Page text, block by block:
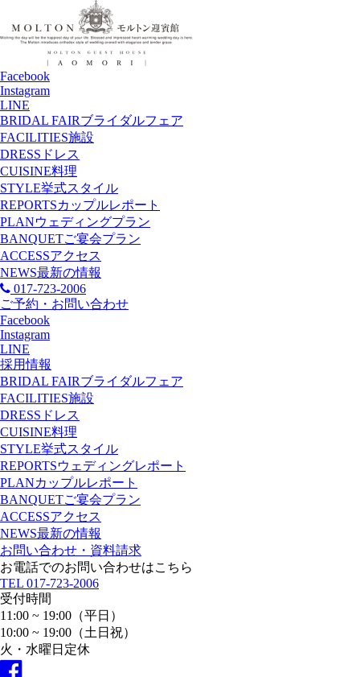
Facebook
Instagram
LINE
BRIDAL FAIRブライダルフェア
FACILITIES施設
DRESS ドレス
CUISINE料理
STYLE挙式スタイル
REPORTSカップルレポート
PLANウェディングプラン
BANQUETご宴会プラン
ACCESSアクセス
NEWS最新の情報
017-723-2006
ご予約・お問い合わせ
Facebook
Instagram
LINE
採用情報
BRIDAL FAIRブライダルフェア
FACILITIES施設
DRESS ドレス
CUISINE料理
STYLE挙式スタイル
REPORTSウェディングレポート
PLANカップルレポート
BANQUETご宴会プラン
ACCESSアクセス
NEWS最新の情報
お問い合わせ・資料請求
お電話でのお問い合わせはこちら
TEL 017-723-2006
受付時間
11:00 ~ 19:00（平日）
10:00 ~ 19:00（土日祝）
火・水曜日定休